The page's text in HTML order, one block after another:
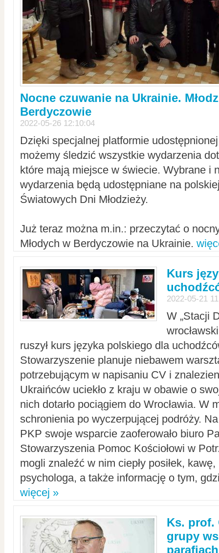
Nocne czuwanie na Ukrainie.
Berdyczowie
2022-05-26 12:10:04
Dzięki specjalnej platformie
możemy śledzić wszystkie wydarzenia
które mają miejsce w świecie. Wybrane i
wydarzenia będą udostępniane na
Światowych Dni Młodzieży.
Już teraz można m.in.: przeczytać o
Młodych w Berdyczowie na Ukrainie.
Kurs
2022-05-21
W „Stacji
ruszył kurs języka polskiego dla
Stowarzyszenie planuje niebawem
potrzebującym w napisaniu CV i
Ukraińców uciekło z kraju w obawie o
nich dotarło pociągiem do Wrocławia. W
schronienia po wyczerpującej podróży.
PKP swoje wsparcie zaoferowało biuro
Stowarzyszenia Pomoc Kościołowi w
mogli znaleźć w nim ciepły posiłek,
psychologa, a także informację o tym,
więcej »
Ks. prof.
grupy
parafiach